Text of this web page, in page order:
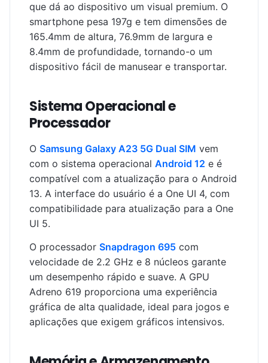
que dá ao dispositivo um visual premium. O
smartphone pesa 197g e tem dimensões de
165.4mm de altura, 76.9mm de largura e
8.4mm de profundidade, tornando-o um
dispositivo fácil de manusear e transportar.
Sistema Operacional e
Processador
O Samsung Galaxy A23 5G Dual SIM vem
com o sistema operacional Android 12 e é
compatível com a atualização para o Android
13. A interface do usuário é a One UI 4, com
compatibilidade para atualização para a One
UI 5.
O processador Snapdragon 695 com
velocidade de 2.2 GHz e 8 núcleos garante
um desempenho rápido e suave. A GPU
Adreno 619 proporciona uma experiência
gráfica de alta qualidade, ideal para jogos e
aplicações que exigem gráficos intensivos.